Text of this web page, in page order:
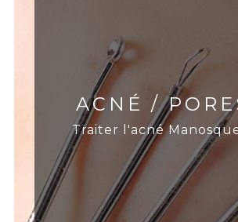
ACNÉ /
Traiter l'acné